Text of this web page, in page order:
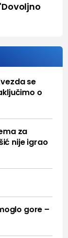
se
o
za
nije igrao
gore –